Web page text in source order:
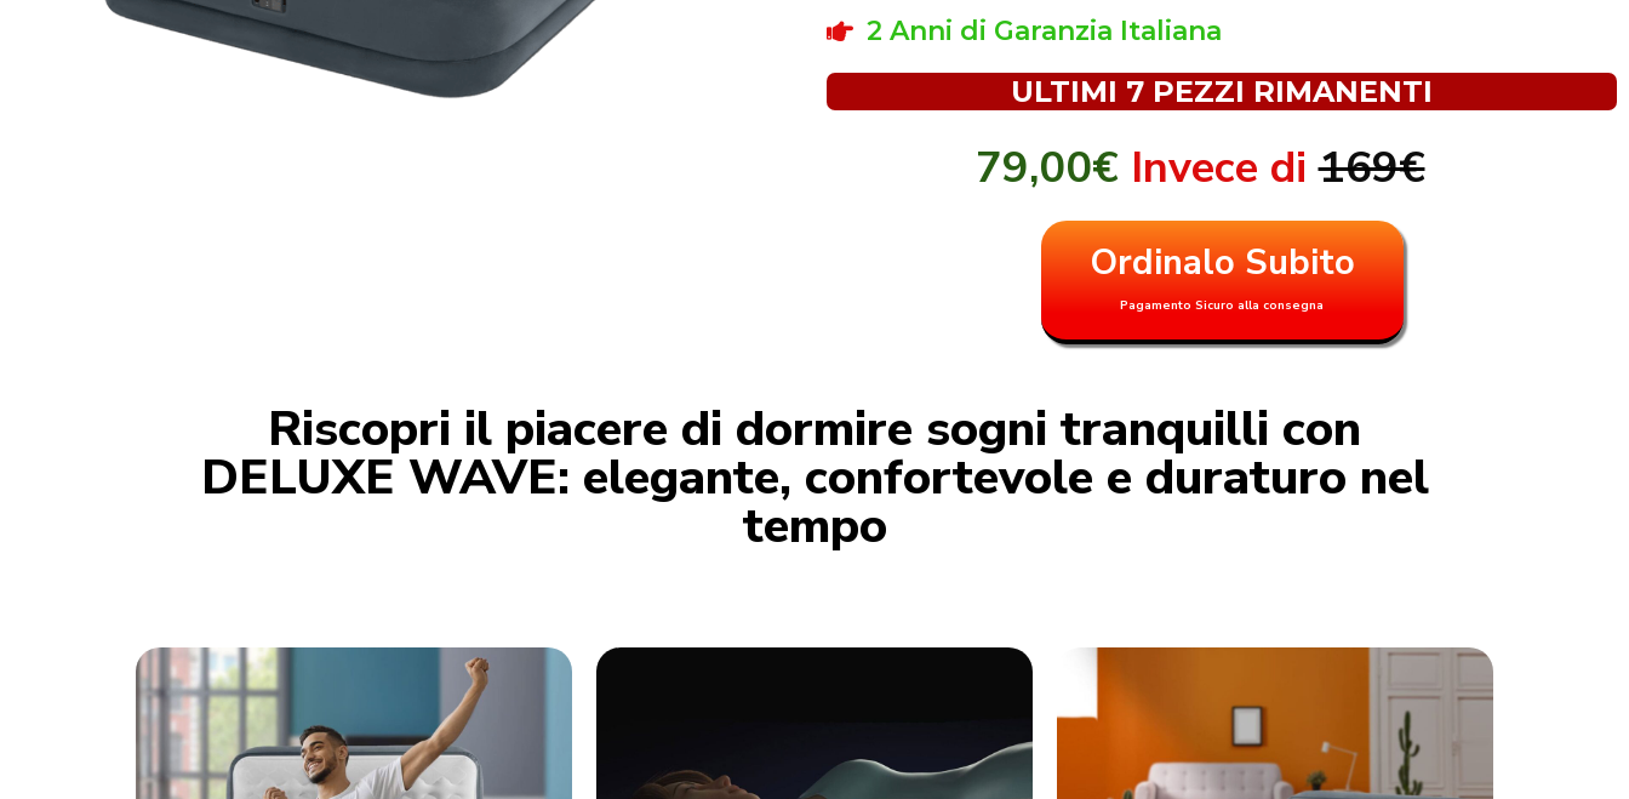
2 Anni di Garanzia Italiana
ULTIMI 7 PEZZI RIMANENTI
79,00€ Invece di169€
Ordinalo Subito
Pagamento Sicuro alla consegna
Riscopri il piacere di dormire sogni tranquilli con
DELUXE WAVE: elegante, confortevole e duraturo nel
tempo